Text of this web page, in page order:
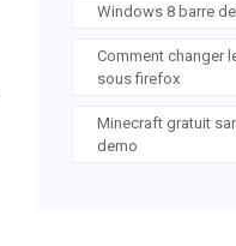
Windows 8 barre
Comment changer
sous firefox
Minecraft gratuit
demo